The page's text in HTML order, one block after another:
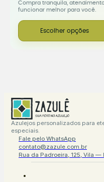
Compra tranquila,
funcionar melhor para você.
Escolher opções
Azulejos personalizados para
especiais.
Fale pelo WhatsApp
contato@zazule.com.br
Rua da Padroeira, 125, Vila —